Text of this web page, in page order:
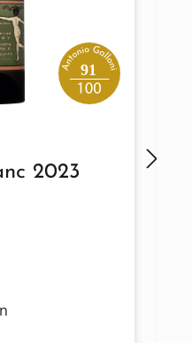
91
2023